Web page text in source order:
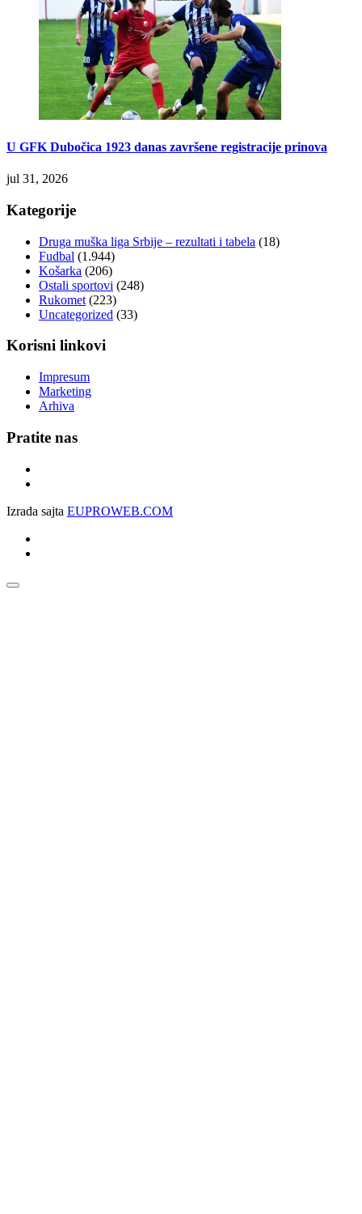
U GFK Dubočica 1923 danas završene registracije prinova
jul 31, 2026
Kategorije
Druga muška liga Srbije – rezultati i tabela (18)
Fudbal (1.944)
Košarka (206)
Ostali sportovi (248)
Rukomet (223)
Uncategorized (33)
Korisni linkovi
Impresum
Marketing
Arhiva
Pratite nas
Izrada sajta EUPROWEB.COM